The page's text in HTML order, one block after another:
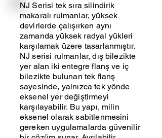
NJ Serisi tek sıra silindirik
makaralı rulmanlar, yüksek
devirlerde çalışırken aynı
zamanda yüksek radyal yükleri
karşılamak üzere tasarlanmıştır.
NJ serisi rulmanlar, dış bilezikte
yer alan iki entegre flanş ve iç
bilezikte bulunan tek flanş
sayesinde, yalnızca tek yönde
eksenel yer değiştirmeyi
karşılayabilir. Bu yapı, milin
eksenel olarak sabitlenmesini
gereken uygulamalarda güvenilir